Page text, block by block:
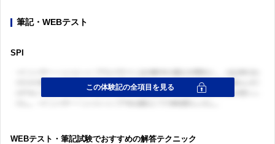
筆記・WEBテスト
SPI
WEBテスト・筆記試験でおすすめの解答テクニック